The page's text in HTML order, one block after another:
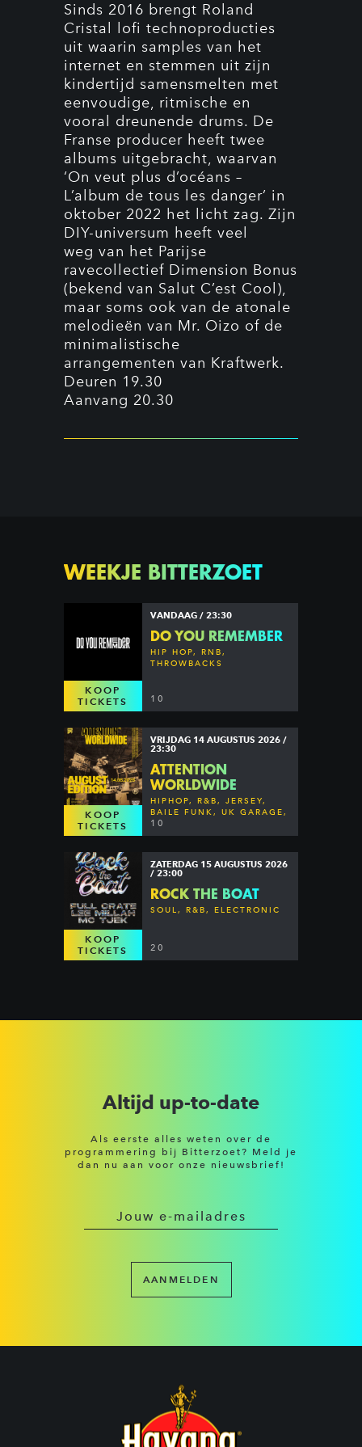
Sinds 2016 brengt Roland
Cristal lofi technoproducties
uit waarin samples van het
internet en stemmen uit zijn
kindertijd samensmelten met
eenvoudige, ritmische en
vooral dreunende drums. De
Franse producer heeft twee
albums uitgebracht, waarvan
‘On veut plus d’océans –
L’album de tous les danger’ in
oktober 2022 het licht zag. Zijn
DIY-universum heeft veel
weg van het Parijse
ravecollectief Dimension Bonus
(bekend van Salut C’est Cool),
maar soms ook van de atonale
melodieën van Mr. Oizo of de
minimalistische
arrangementen van Kraftwerk.
Deuren 19.30
Aanvang 20.30
WEEKJE BITTERZOET
KOOP
TICKETS
VANDAAG / 23:30
DO YOU REMEMBER
HIP HOP, RNB,
THROWBACKS
10
KOOP
TICKETS
VRIJDAG 14 AUGUSTUS 2026 /
23:30
ATTENTION
WORLDWIDE
HIPHOP, R&B, JERSEY,
BAILE FUNK, UK GARAGE,
DANCEHALL & MORE
10
KOOP
TICKETS
ZATERDAG 15 AUGUSTUS 2026
/ 23:00
ROCK THE BOAT
SOUL, R&B, ELECTRONIC
20
Altijd up-to-date
Als eerste alles weten over de
programmering bij Bitterzoet? Meld je
dan nu aan voor onze nieuwsbrief!
AANMELDEN